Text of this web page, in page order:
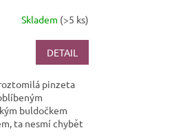
Skladem (>5 ks)
DETAIL
pinzeta
buldočkem
ta nesmí chybět